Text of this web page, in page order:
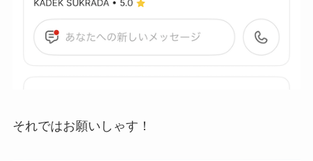
それではお願いしゃす！